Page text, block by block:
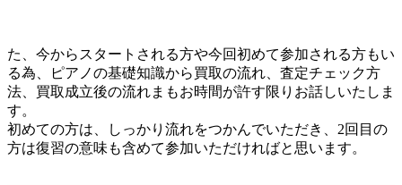
た、今からスタートされる方や今回初めて参加される方もい
る為、ピアノの基礎知識から買取の流れ、査定チェック方
法、買取成立後の流れまもお時間が許す限りお話しいたしま
す。
初めての方は、しっかり流れをつかんでいただき、2回目の
方は復習の意味も含めて参加いただければと思います。